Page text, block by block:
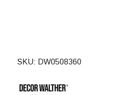
SKU DW0508360